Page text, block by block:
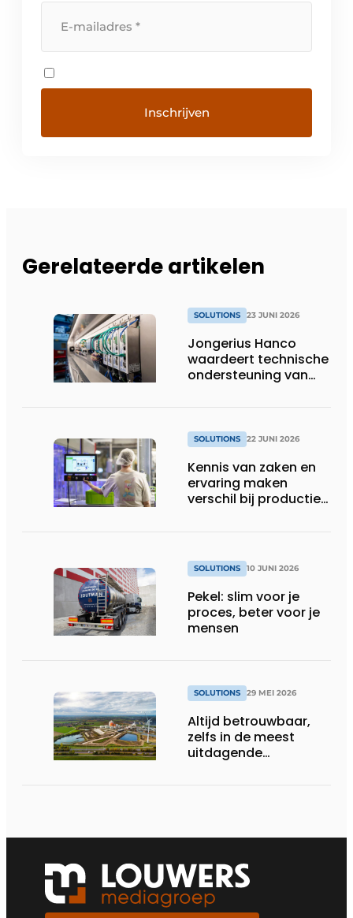
Gerelateerde artikelen
SOLUTIONS 23 JUNI 2026
Jongerius Hanco
waardeert technische
ondersteuning van
SOLUTIONS 22 JUNI 2026
Kennis van zaken en
ervaring maken
verschil bij productie-
SOLUTIONS 10 JUNI 2026
Pekel: slim voor je
proces, beter voor je
mensen
SOLUTIONS 29 MEI 2026
Altijd betrouwbaar,
zelfs in de meest
uitdagende